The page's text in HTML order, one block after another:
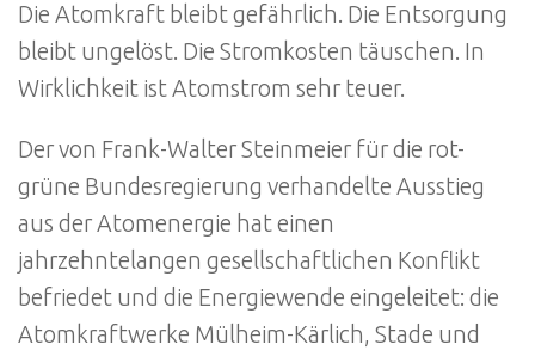
Die Atomkraft bleibt gefährlich. Die Entsorgung
bleibt ungelöst. Die Stromkosten täuschen. In
Wirklichkeit ist Atomstrom sehr teuer.
Der von Frank-Walter Steinmeier für die rot-
grüne Bundesregierung verhandelte Ausstieg
aus der Atomenergie hat einen
jahrzehntelangen gesellschaftlichen Konflikt
befriedet und die Energiewende eingeleitet: die
Atomkraftwerke Mülheim-Kärlich, Stade und